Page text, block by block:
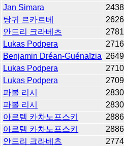
Jan Simara
2438
탕귀 르카르베
2626
안드리 크라베츠
2781
Lukas Podpera
2716
Benjamin Dréan-Guénaïzia 2649
Lukas Podpera
2710
Lukas Podpera
2709
파볼 리시
2830
파볼 리시
2830
아르템 카차노프스키
2886
아르템 카차노프스키
2886
안드리 크라베츠
2774